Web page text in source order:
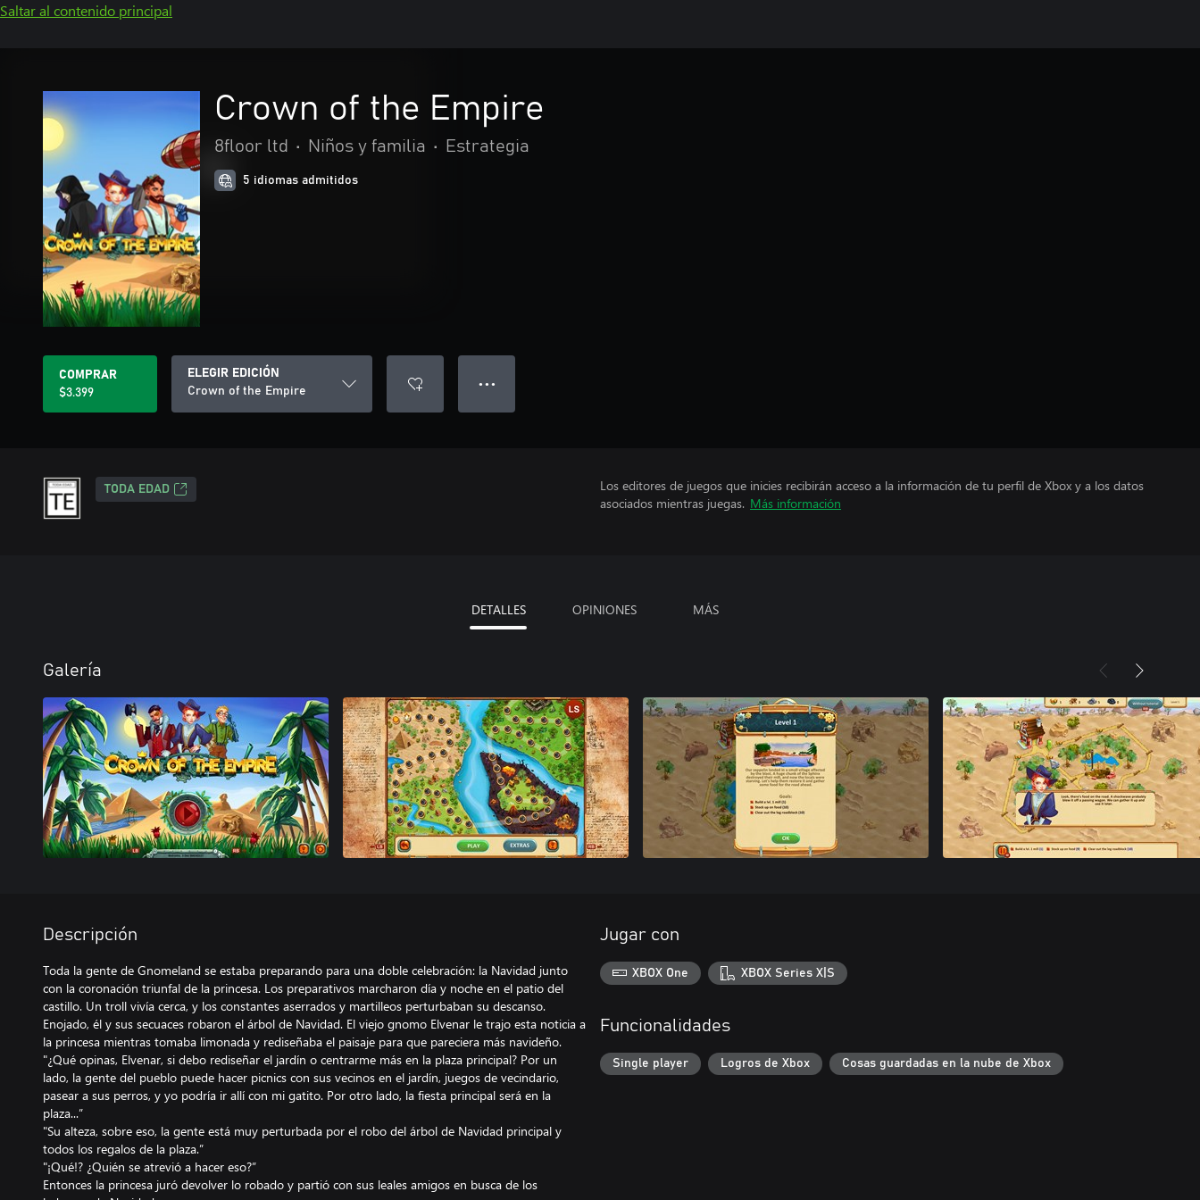
Saltar al contenido principal
Crown of the Empire
8floor ltd • Niños y familia • Estrategia
5 idiomas admitidos
COMPRAR
$3.399
ELEGIR EDICIÓN
Crown of the Empire
● ● ●
TODA EDAD
Los editores de juegos que inicies recibirán acceso a la información de tu perfil de Xbox y a los datos
asociados mientras juegas. Más información
DETALLES OPINIONES MÁS
Galería
Descripción
Toda la gente de Gnomeland se estaba preparando para una doble celebración: la Navidad junto
con la coronación triunfal de la princesa. Los preparativos marcharon día y noche en el patio del
castillo. Un troll vivía cerca, y los constantes aserrados y martilleos perturbaban su descanso.
Enojado, él y sus secuaces robaron el árbol de Navidad. El viejo gnomo Elvenar le trajo esta noticia a
la princesa mientras tomaba limonada y rediseñaba el paisaje para que pareciera más navideño.
"¿Qué opinas, Elvenar, si debo rediseñar el jardín o centrarme más en la plaza principal? Por un
lado, la gente del pueblo puede hacer picnics con sus vecinos en el jardín, juegos de vecindario,
pasear a sus perros, y yo podría ir allí con mi gatito. Por otro lado, la fiesta principal será en la
plaza...”
"Su alteza, sobre eso, la gente está muy perturbada por el robo del árbol de Navidad principal y
todos los regalos de la plaza.”
"¡Qué!? ¿Quién se atrevió a hacer eso?”
Entonces la princesa juró devolver lo robado y partió con sus leales amigos en busca de los
Jugar con
XBOX One XBOX Series X|S
Funcionalidades
Single player Logros de Xbox Cosas guardadas en la nube de Xbox